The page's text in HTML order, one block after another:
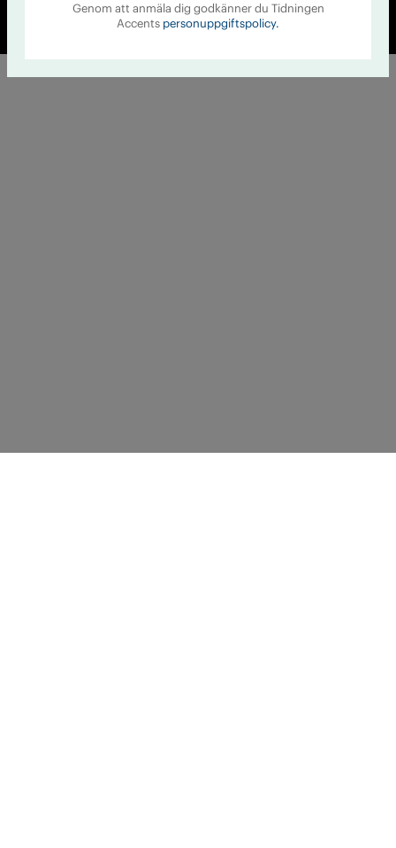
Cookiepolicy
Personuppgiftspolicy
Genom att anmäla dig godkänner du Tidningen
Accents personuppgiftspolicy.